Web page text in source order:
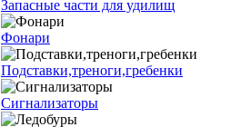
Запасные части для удилищ
Фонари
Подставки,треноги,гребенки
Сигнализаторы